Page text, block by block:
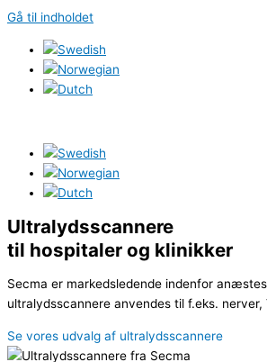
Gå til indholdet
Ultralydsscannere
til hospitaler og klinikker
Secma er markedsledende indenfor
ultralydsscannere anvendes til f.eks. nerver,
Se vores udvalg af ultralydsscannere